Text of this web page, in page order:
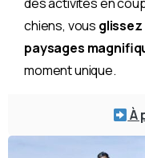
chiens, vous glissez
paysages
moment unique.
À